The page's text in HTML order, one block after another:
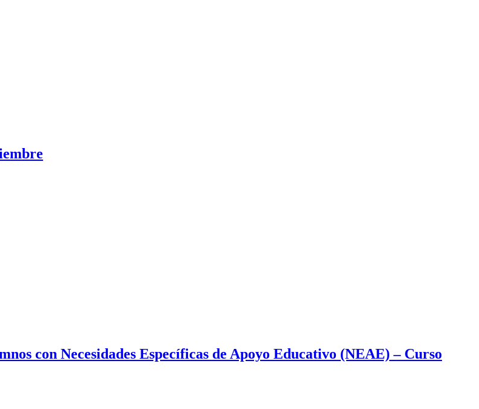
con Necesidades Específicas de Apoyo Educativo (NEAE) – Curso